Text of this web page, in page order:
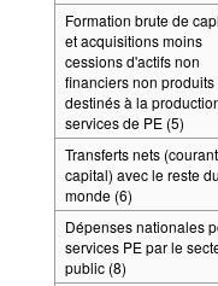
Formation brute de
et acquisitions moins
cessions d'actifs non
financiers non produits
destinés à la
services de PE (5)
Transferts nets
capital) avec le reste du
monde (6)
Dépenses nationales
services PE par le
public (8)